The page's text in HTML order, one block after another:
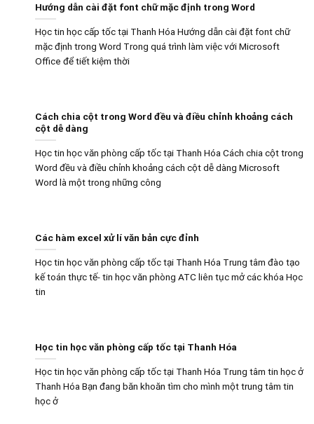
Hướng dẫn cài đặt font chữ mặc định trong Word
Học tin học cấp tốc tại Thanh Hóa Hướng dẫn cài đặt font chữ
mặc định trong Word Trong quá trình làm việc với Microsoft
Office để tiết kiệm thời
Cách chia cột trong Word đều và điều chỉnh khoảng cách
cột dễ dàng
Học tin học văn phòng cấp tốc tại Thanh Hóa Cách chia cột trong
Word đều và điều chỉnh khoảng cách cột dễ dàng Microsoft
Word là một trong những công
Các hàm excel xử lí văn bản cực đỉnh
Học tin học văn phòng cấp tốc tại Thanh Hóa Trung tâm đào tạo
kế toán thực tế- tin học văn phòng ATC liên tục mở các khóa Học
tin
Học tin học văn phòng cấp tốc tại Thanh Hóa
Học tin học văn phòng cấp tốc tại Thanh Hóa Trung tâm tin học ở
Thanh Hóa Bạn đang băn khoăn tìm cho mình một trung tâm tin
học ở